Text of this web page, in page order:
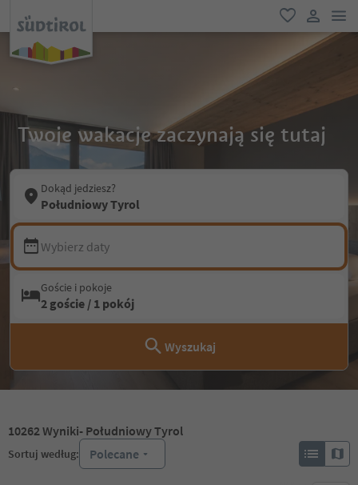
ulubione
link
Twoje wakacje zaczynają się tutaj
Dokąd jedziesz?
Południowy Tyrol
Wybierz daty
Goście i pokoje
2 goście / 1 pokój
Wyszukaj
10262Wyniki- Południowy Tyrol
Sortuj według: Polecane